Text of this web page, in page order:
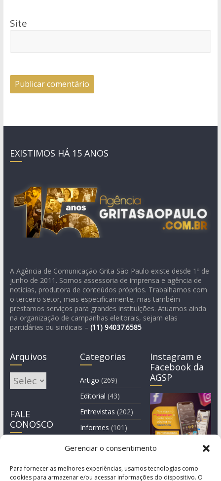
Gerenciar o consentimento
Para fornecer as melhores experiências, usamos tecnologias como
cookies para armazenar e/ou acessar informações do dispositivo. O
Site
EXISTIMOS HÁ 15 ANOS
A Agência de Comunicação Grita São Paulo existe desde 1º de
junho de 2011. Somos assessoria de imprensa e agência de
notícias, produtora de conteúdos próprios. Trabalhamos com
o terceiro setor, mais especificamente, mas também
prestamos serviços para grandes instituições. Atuamos ainda
na organização de campanhas eleitorais, sejam elas
partidárias ou sindicais – (11) 94037.6585
Arquivos
Arquivos
FALE
CONOSCO
Categorias
Artigo (269)
Editorial (43)
Entrevistas (202)
Informes (101)
Instagram e
Facebook da
AGSP